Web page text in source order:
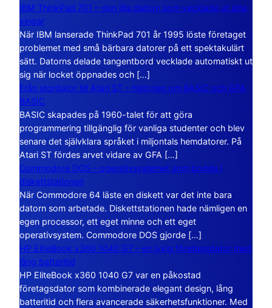
IBM ThinkPad 701 – den lilla datorn som vecklade ut sina
vingar
När IBM lanserade ThinkPad 701 år 1995 löste företaget
problemet med små bärbara datorer på ett spektakulärt
sätt. Datorns delade tangentbord vecklade automatiskt ut
sig när locket öppnades och […]
Från stordator till Atari ST – historien om BASIC och GFA
BASIC
BASIC skapades på 1960-talet för att göra
programmering tillgänglig för vanliga studenter och blev
senare det självklara språket i miljontals hemdatorer. På
Atari ST fördes arvet vidare av GFA […]
Commodore DOS – operativsystemet som bodde i
diskettstationen
När Commodore 64 läste en diskett var det inte bara
datorn som arbetade. Diskettstationen hade nämligen en
egen processor, ett eget minne och ett eget
operativsystem. Commodore DOS gjorde […]
HP EliteBook x360 1040 G7 – en lyxig företagsdator med
lång batteritid
HP EliteBook x360 1040 G7 var en påkostad
företagsdator som kombinerade elegant design, lång
batteritid och flera avancerade säkerhetsfunktioner. Med